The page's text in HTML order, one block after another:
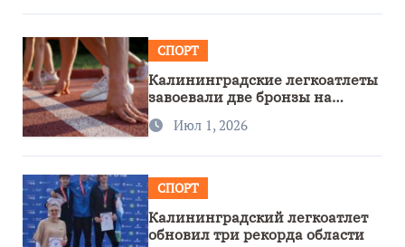
СПОРТ
Калининградские легкоатлеты
завоевали две бронзы на
первенстве России
Июл 1, 2026
СПОРТ
Калининградский легкоатлет
обновил три рекорда области